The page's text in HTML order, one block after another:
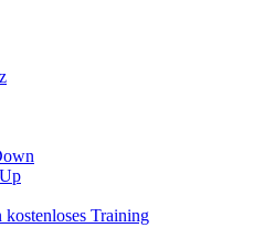
Training